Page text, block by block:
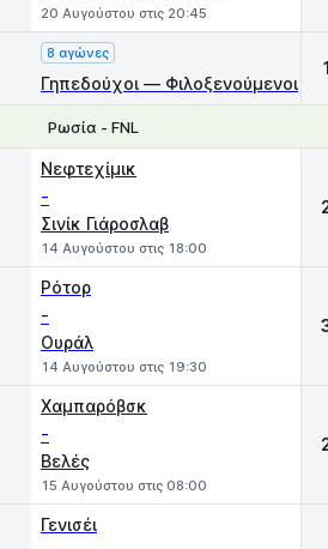
20 Αυγούστου στις 20:45
8 αγώνες
Γηπεδούχοι — Φιλοξενούμενοι
Ρωσία - FNL
Νεφτεχίμικ
-
Σινίκ Γιάροσλαβ
14 Αυγούστου στις 18:00
Ρότορ
-
Ουράλ
14 Αυγούστου στις 19:30
Χαμπαρόβσκ
-
Βελές
15 Αυγούστου στις 08:00
Γενισέι